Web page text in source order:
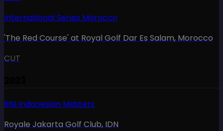
International Series Morocco
'The Red Course' at Royal Golf Dar Es Salam, Morocco
CUT
BNI Indonesian Masters
Royale Jakarta Golf Club, IDN